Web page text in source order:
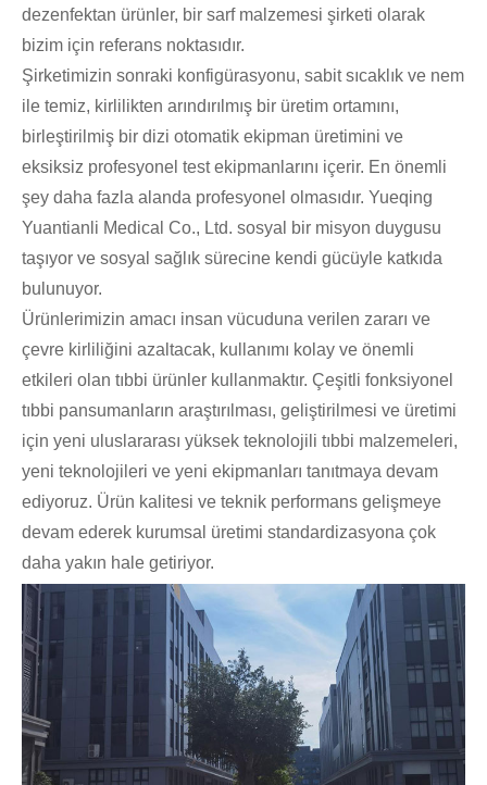
dezenfektan ürünler, bir sarf malzemesi şirketi olarak
bizim için referans noktasıdır.
Şirketimizin sonraki konfigürasyonu, sabit sıcaklık ve nem
ile temiz, kirlilikten arındırılmış bir üretim ortamını,
birleştirilmiş bir dizi otomatik ekipman üretimini ve
eksiksiz profesyonel test ekipmanlarını içerir. En önemli
şey daha fazla alanda profesyonel olmasıdır. Yueqing
Yuantianli Medical Co., Ltd. sosyal bir misyon duygusu
taşıyor ve sosyal sağlık sürecine kendi gücüyle katkıda
bulunuyor.
Ürünlerimizin amacı insan vücuduna verilen zararı ve
çevre kirliliğini azaltacak, kullanımı kolay ve önemli
etkileri olan tıbbi ürünler kullanmaktır. Çeşitli fonksiyonel
tıbbi pansumanların araştırılması, geliştirilmesi ve üretimi
için yeni uluslararası yüksek teknolojili tıbbi malzemeleri,
yeni teknolojileri ve yeni ekipmanları tanıtmaya devam
ediyoruz. Ürün kalitesi ve teknik performans gelişmeye
devam ederek kurumsal üretimi standardizasyona çok
daha yakın hale getiriyor.